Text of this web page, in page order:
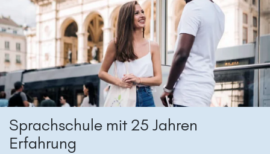
Sprachschule mit 25 Jahren
Erfahrung